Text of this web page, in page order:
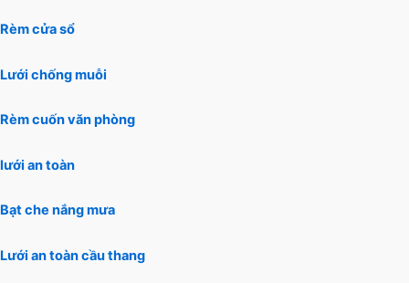
Rèm cửa sổ
Lưới chống muỗi
Rèm cuốn văn phòng
lưới an toàn
Bạt che nắng mưa
Lưới an toàn cầu thang